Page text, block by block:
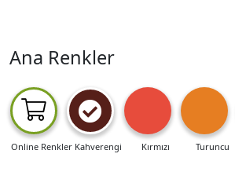
Ana Renkler
Online Renkler Kahverengi Kırmızı Turuncu